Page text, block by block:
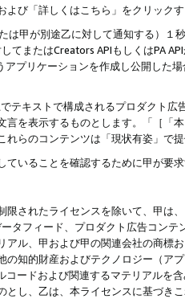
よび「詳しくはこちら」をクリック
は甲が別途乙に対して通知する）
てまたはCreators APIもしくはPA
アプリケーションを作成し公開した
テキストで構成されるプロダクト
言を表示するものとします。「［「
れらのコンテンツは「現状有姿」で
ていることを確認するために甲が要
限されたライセンスを除いて、甲は
ータフィード、プロダクト広告コン
アル、甲および甲の関連会社の商
の知的財産およびテクノロジー（ア
コードおよび関連するマテリアル
とし、乙は、本ライセンスに基づき